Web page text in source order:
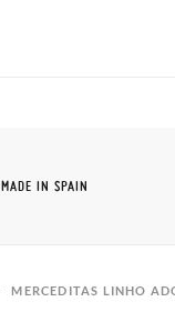
MADE IN SPAIN
MERCEDITAS LINHO